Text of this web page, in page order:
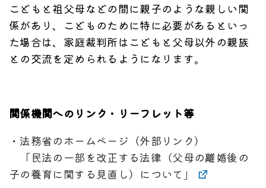
こどもと祖父母などの間に親子のような親しい関
係があり、こどものために特に必要があるといっ
た場合は、家庭裁判所はこどもと父母以外の親族
との交流を定められるようになります。
関係機関へのリンク・リーフレット等
・ 法務省のホームページ（外部リンク）
「民法の一部を改正する法律（父母の離婚後の
子の養育に関する見直し）について」